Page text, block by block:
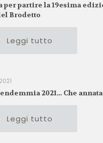
per partire la 19esima
Brodetto
Leggi tutto
2021… Che annata
Leggi tutto